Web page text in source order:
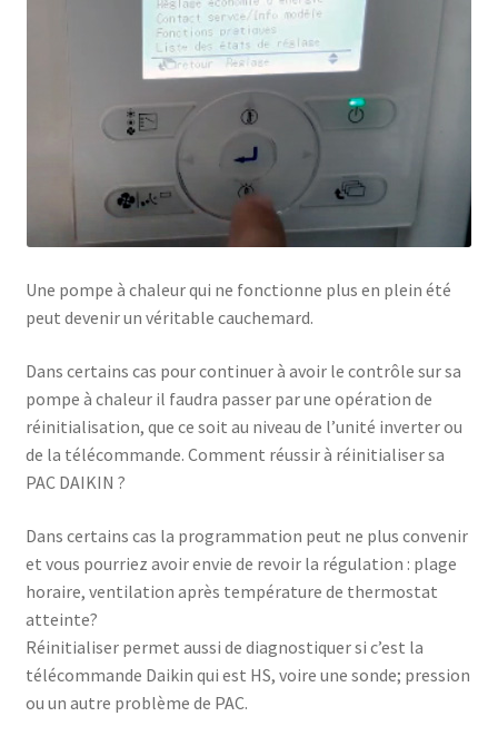
Une pompe à chaleur qui ne fonctionne plus en plein été
peut devenir un véritable cauchemard.
Dans certains cas pour continuer à avoir le contrôle sur sa
pompe à chaleur il faudra passer par une opération de
réinitialisation, que ce soit au niveau de l’unité inverter ou
de la télécommande. Comment réussir à réinitialiser sa
PAC DAIKIN ?
Dans certains cas la programmation peut ne plus convenir
et vous pourriez avoir envie de revoir la régulation : plage
horaire, ventilation après température de thermostat
atteinte?
Réinitialiser permet aussi de diagnostiquer si c’est la
télécommande Daikin qui est HS, voire une sonde; pression
ou un autre problème de PAC.